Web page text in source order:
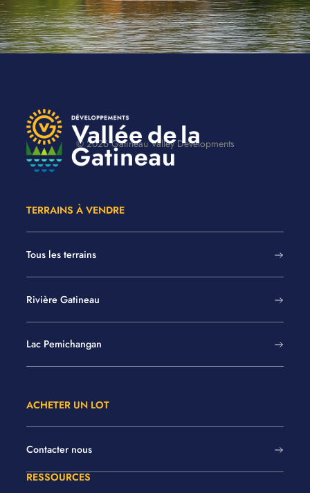
TERRAINS À VENDRE
Tous les terrains
Rivière Gatineau
Lac Pemichangan
ACHETER UN LOT
Contacter nous
RESSOURCES
© 2026 Gatineau Valley Developments